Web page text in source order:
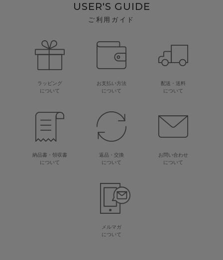
USER'S GUIDE
ご利用ガイド
ラッピング
について
お支払い方法
について
配送・送料
について
納品書・領収書
について
返品・交換
について
お問い合わせ
について
メルマガ
について